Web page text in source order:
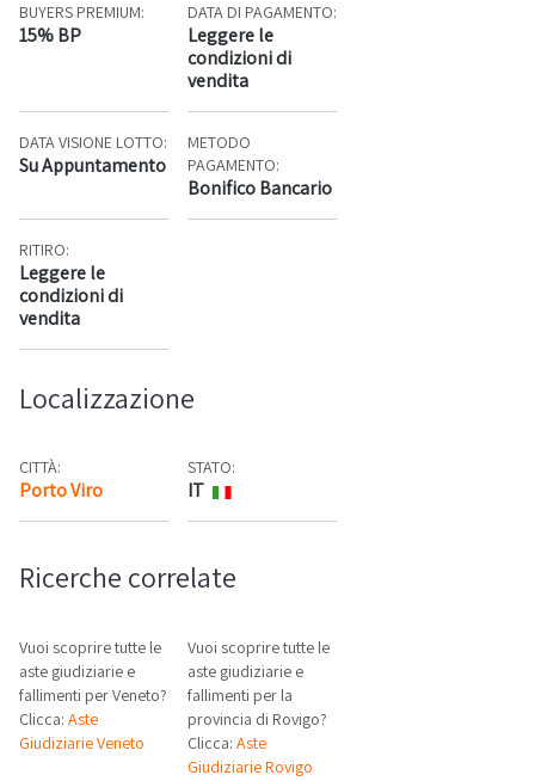
BUYERS PREMIUM:
15% BP
DATA DI PAGAMENTO:
Leggere le
condizioni di
vendita
DATA VISIONE LOTTO:
Su Appuntamento
METODO
PAGAMENTO:
Bonifico Bancario
RITIRO:
Leggere le
condizioni di
vendita
Localizzazione
CITTÀ:
Porto Viro Mappa
STATO:
IT
Ricerche correlate
Vuoi scoprire tutte le
aste giudiziarie e
fallimenti per Veneto?
Clicca: Aste
Giudiziarie Veneto
Vuoi scoprire tutte le
aste giudiziarie e
fallimenti per la
provincia di Rovigo?
Clicca:Aste
Giudiziarie Rovigo